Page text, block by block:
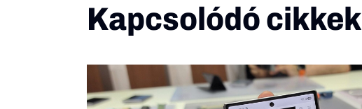
Kapcsolódó cikkek